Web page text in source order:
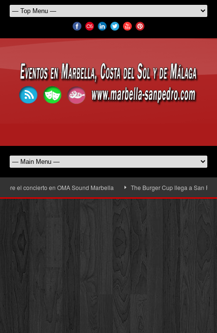
en OMA Sound Marbella The Burger Cup llega a San Pedro